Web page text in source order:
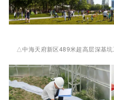
△中海天府新区489米超高层深基坑